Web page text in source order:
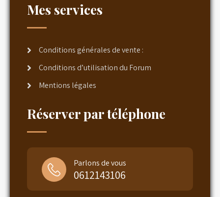
Mes services
Conditions générales de vente :
Conditions d’utilisation du Forum
Mentions légales
Réserver par téléphone
Parlons de vous
0612143106